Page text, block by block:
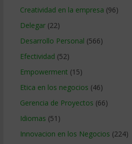
Creatividad en la empresa (96)
Delegar(22)
Desarrollo Personal (566)
Efectividad (52)
Empowerment (15)
Etica en los negocios (46)
Gerencia de Proyectos (66)
Idiomas (51)
Innovacion en los Negocios (224)